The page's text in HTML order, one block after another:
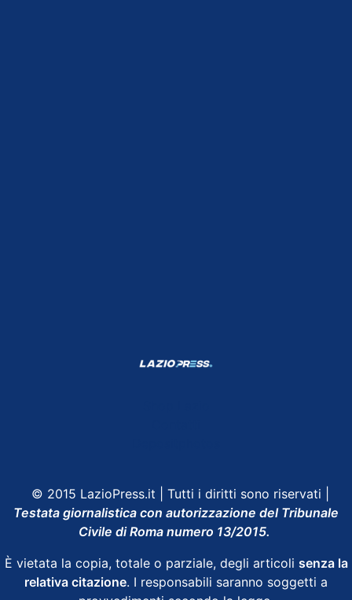
© 2015 LazioPress.it | Tutti i diritti sono riservati |
Testata giornalistica con autorizzazione del Tribunale
Civile di Roma numero 13/2015.
È vietata la copia, totale o parziale, degli articoli senza la
relativa citazione. I responsabili saranno soggetti a